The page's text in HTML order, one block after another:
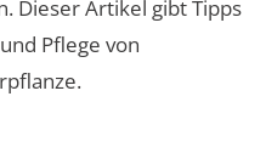
Dieser Artikel gibt Tipps
Pflege von